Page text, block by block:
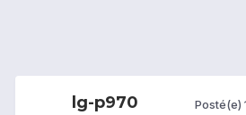
lg-p970 Posté(e)